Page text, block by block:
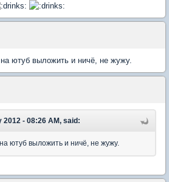
ютуб выложить и ничё, не жужу.
- 08:26 AM, said:
ютуб выложить и ничё, не жужу.